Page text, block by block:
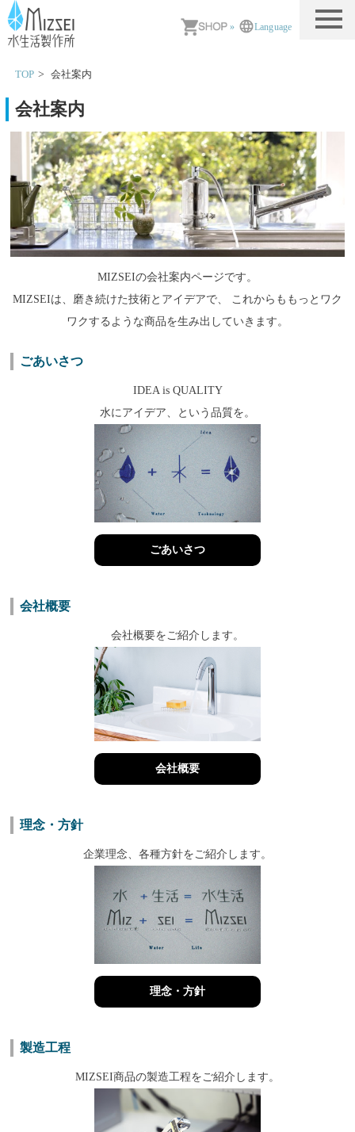
» Language
TOP 会社案内
会社案内
MIZSEIの会社案内ページです。
MIZSEIは、磨き続けた技術とアイデアで、 これからももっとワク
ワクするような商品を生み出していきます。
ごあいさつ
IDEA is QUALITY
水にアイデア、という品質を。
ごあいさつ
会社概要
会社概要をご紹介します。
会社概要
理念・方針
企業理念、各種方針をご紹介します。
理念・方針
製造工程
MIZSEI商品の製造工程をご紹介します。